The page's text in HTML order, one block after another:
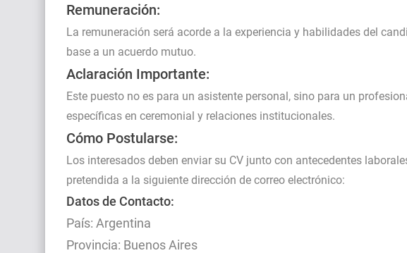
Remuneración:
La remuneración será acorde a la experiencia y habilidades del
base a un acuerdo mutuo.
Aclaración Importante:
Este puesto no es para un asistente personal, sino para un
específicas en ceremonial y relaciones institucionales.
Cómo Postularse:
Los interesados deben enviar su CV junto con antecedentes
pretendida a la siguiente dirección de correo electrónico:
Datos de Contacto:
País: Argentina
Provincia: Buenos Aires